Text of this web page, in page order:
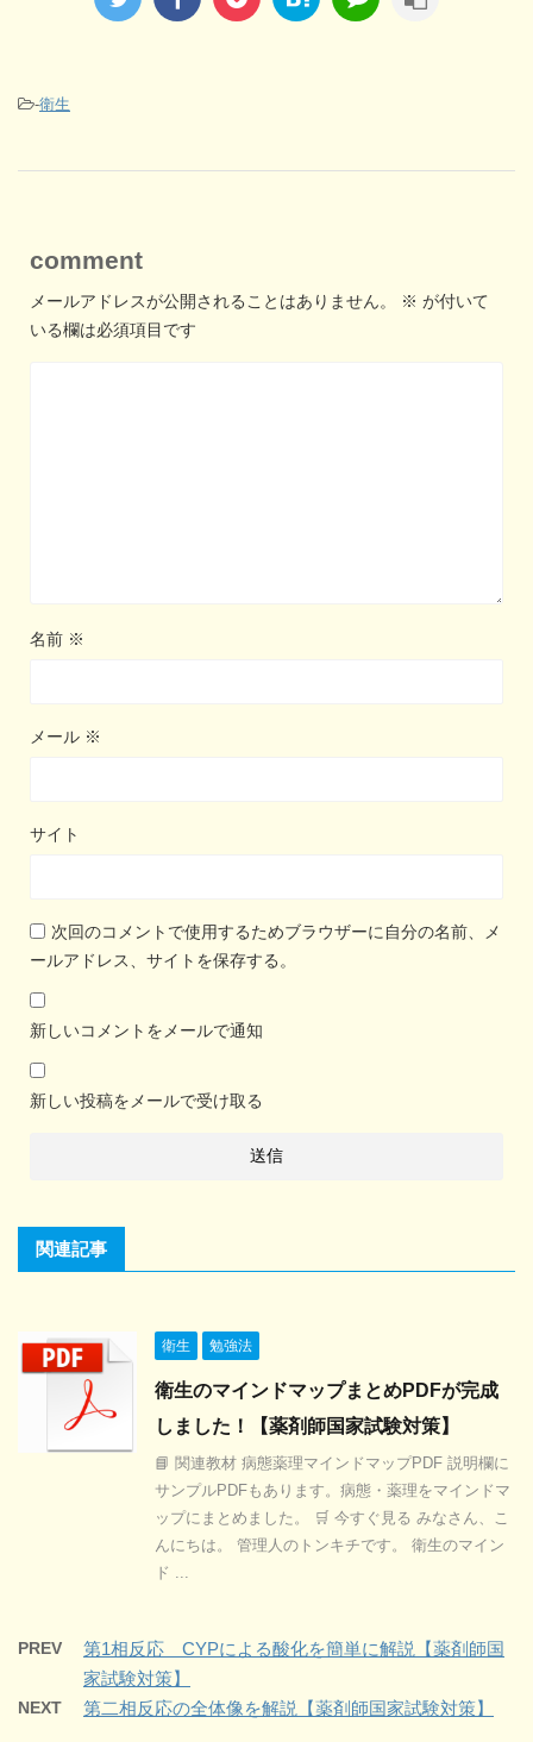
-衛生
comment
メールアドレスが公開されることはありません。 ※ が付いて
いる欄は必須項目です
名前 ※
メール ※
サイト
次回のコメントで使用するためブラウザーに自分の名前、メ
ールアドレス、サイトを保存する。
新しいコメントをメールで通知
新しい投稿をメールで受け取る
関連記事
衛生 勉強法
衛生のマインドマップまとめPDFが完成
しました！【薬剤師国家試験対策】
📘 関連教材 病態薬理マインドマップPDF 説明欄に
サンプルPDFもあります。病態・薬理をマインドマ
ップにまとめました。 🛒 今すぐ見る みなさん、こ
んにちは。 管理人のトンキチです。 衛生のマイン
ド ...
PREV
第1相反応 CYPによる酸化を簡単に解説【薬剤師国
家試験対策】
NEXT 第二相反応の全体像を解説【薬剤師国家試験対策】